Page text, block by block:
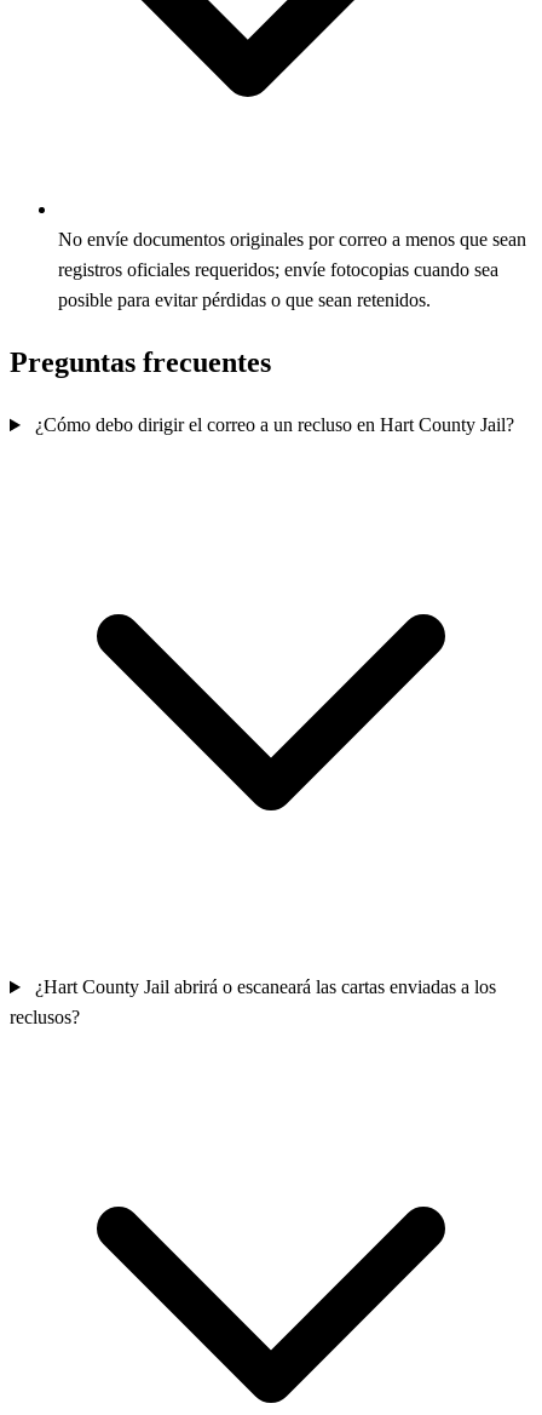
No envíe documentos originales por correo a menos que sean
registros oficiales requeridos; envíe fotocopias cuando sea
posible para evitar pérdidas o que sean retenidos.
Preguntas frecuentes
¿Cómo debo dirigir el correo a un recluso en Hart County Jail?
¿Hart County Jail abrirá o escaneará las cartas enviadas a los
reclusos?